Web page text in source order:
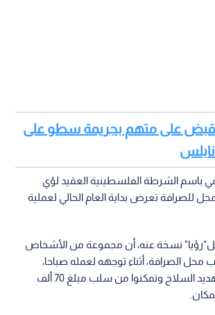
القبض على متهم بجريمة سطو على
باسم الشرطة الفلسطينية العقيد لؤي
للصرافة تعرض بداية العام الحالي لعملية
نسخة عنه، أن مجموعة من الأشخاص
الصرافة، أثناء توجهه لعمله صباحا،
واعتدوا عليه تحت تهديد السلاح وتمكنوا من سلب مبلغ 70 ألف